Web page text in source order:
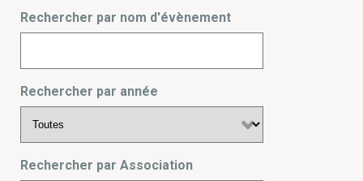
Rechercher par nom d'évènement
Rechercher par année
Rechercher par Association